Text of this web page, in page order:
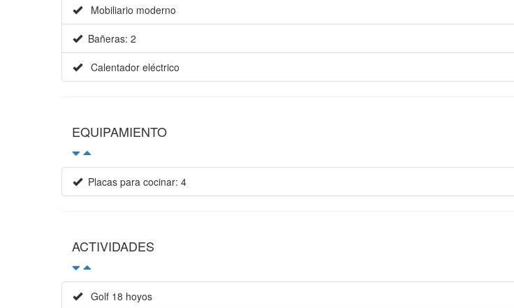
Mobiliario moderno
Bañeras: 2
Calentador eléctrico
EQUIPAMIENTO
Placas para cocinar: 4
ACTIVIDADES
Golf 18 hoyos